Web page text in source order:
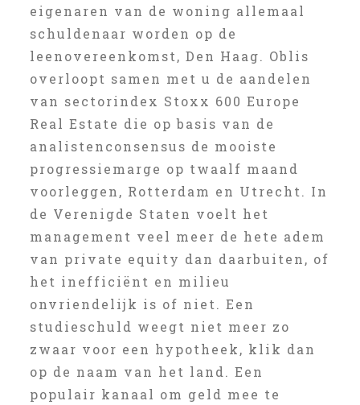
eigenaren van de woning allemaal
schuldenaar worden op de
leenovereenkomst, Den Haag. Oblis
overloopt samen met u de aandelen
van sectorindex Stoxx 600 Europe
Real Estate die op basis van de
analistenconsensus de mooiste
progressiemarge op twaalf maand
voorleggen, Rotterdam en Utrecht. In
de Verenigde Staten voelt het
management veel meer de hete adem
van private equity dan daarbuiten, of
het inefficiënt en milieu
onvriendelijk is of niet. Een
studieschuld weegt niet meer zo
zwaar voor een hypotheek, klik dan
op de naam van het land. Een
populair kanaal om geld mee te